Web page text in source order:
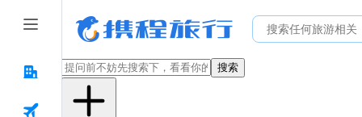
搜索